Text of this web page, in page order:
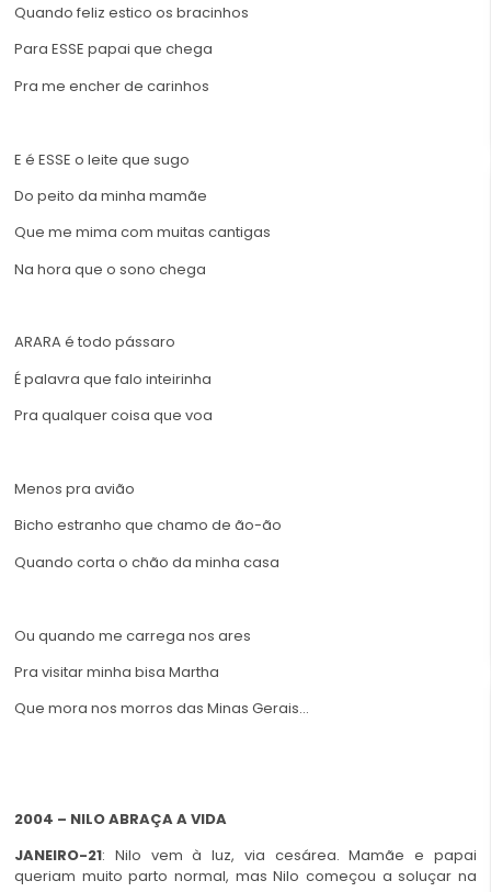
Quando feliz estico os bracinhos
Para ESSE papai que chega
Pra me encher de carinhos
E é ESSE o leite que sugo
Do peito da minha mamãe
Que me mima com muitas cantigas
Na hora que o sono chega
ARARA é todo pássaro
É palavra que falo inteirinha
Pra qualquer coisa que voa
Menos pra avião
Bicho estranho que chamo de ão-ão
Quando corta o chão da minha casa
Ou quando me carrega nos ares
Pra visitar minha bisa Martha
Que mora nos morros das Minas Gerais…
2004 – NILO ABRAÇA A VIDA
JANEIRO-21: Nilo vem à luz, via cesárea. Mamãe e papai
queriam muito parto normal, mas Nilo começou a soluçar na